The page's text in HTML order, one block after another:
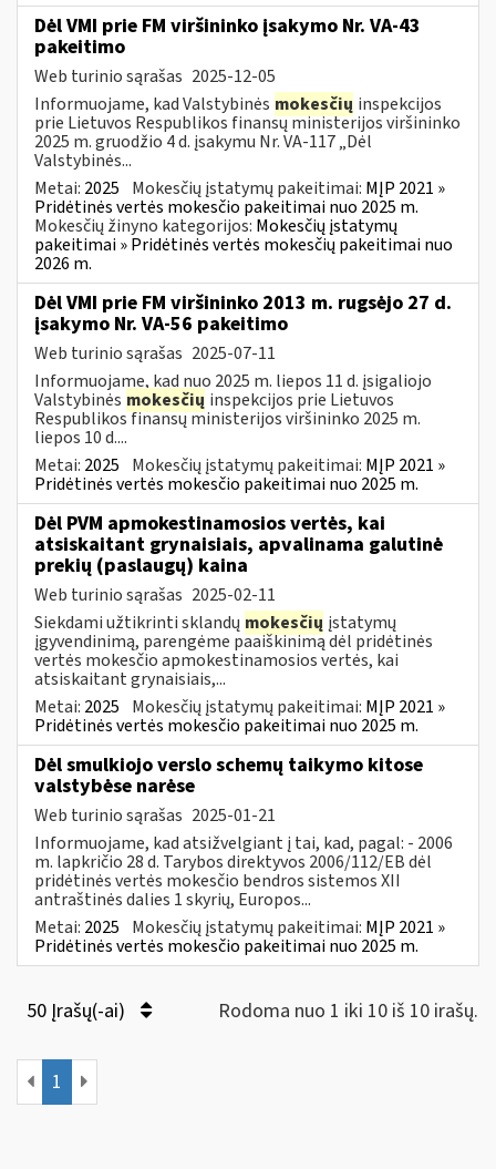
Dėl VMI prie FM viršininko įsakymo Nr. VA-43
pakeitimo
Web turinio sąrašas 2025-12-05
Informuojame, kad Valstybinės mokesčių inspekcijos
prie Lietuvos Respublikos finansų ministerijos viršininko
2025 m. gruodžio 4 d. įsakymu Nr. VA-117 „Dėl
Valstybinės...
Metai: 2025 Mokesčių įstatymų pakeitimai: MĮP 2021 »
Pridėtinės vertės mokesčio pakeitimai nuo 2025 m.
Mokesčių žinyno kategorijos: Mokesčių įstatymų
pakeitimai » Pridėtinės vertės mokesčių pakeitimai nuo
2026 m.
Dėl VMI prie FM viršininko 2013 m. rugsėjo 27 d.
įsakymo Nr. VA-56 pakeitimo
Web turinio sąrašas 2025-07-11
Informuojame, kad nuo 2025 m. liepos 11 d. įsigaliojo
Valstybinės mokesčių inspekcijos prie Lietuvos
Respublikos finansų ministerijos viršininko 2025 m.
liepos 10 d....
Metai: 2025 Mokesčių įstatymų pakeitimai: MĮP 2021 »
Pridėtinės vertės mokesčio pakeitimai nuo 2025 m.
Dėl PVM apmokestinamosios vertės, kai
atsiskaitant grynaisiais, apvalinama galutinė
prekių (paslaugų) kaina
Web turinio sąrašas 2025-02-11
Siekdami užtikrinti sklandų mokesčių įstatymų
įgyvendinimą, parengėme paaiškinimą dėl pridėtinės
vertės mokesčio apmokestinamosios vertės, kai
atsiskaitant grynaisiais,...
Metai: 2025 Mokesčių įstatymų pakeitimai: MĮP 2021 »
Pridėtinės vertės mokesčio pakeitimai nuo 2025 m.
Dėl smulkiojo verslo schemų taikymo kitose
valstybėse narėse
Web turinio sąrašas 2025-01-21
Informuojame, kad atsižvelgiant į tai, kad, pagal: - 2006
m. lapkričio 28 d. Tarybos direktyvos 2006/112/EB dėl
pridėtinės vertės mokesčio bendros sistemos XII
antraštinės dalies 1 skyrių, Europos...
Metai: 2025 Mokesčių įstatymų pakeitimai: MĮP 2021 »
Pridėtinės vertės mokesčio pakeitimai nuo 2025 m.
50 Įrašų(-ai) Rodoma nuo 1 iki 10 iš 10 irašų.
1